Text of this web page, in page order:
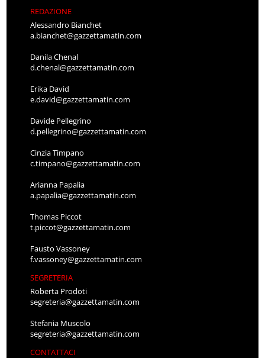
REDAZIONE
Alessandro Bianchet
a.bianchet@gazzettamatin.com
Danila Chenal
d.chenal@gazzettamatin.com
Erika David
e.david@gazzettamatin.com
Davide Pellegrino
d.pellegrino@gazzettamatin.com
Cinzia Timpano
c.timpano@gazzettamatin.com
Arianna Papalia
a.papalia@gazzettamatin.com
Thomas Piccot
t.piccot@gazzettamatin.com
Fausto Vassoney
f.vassoney@gazzettamatin.com
SEGRETERIA
Roberta Prodoti
segreteria@gazzettamatin.com
Stefania Muscolo
segreteria@gazzettamatin.com
CONTATTACI